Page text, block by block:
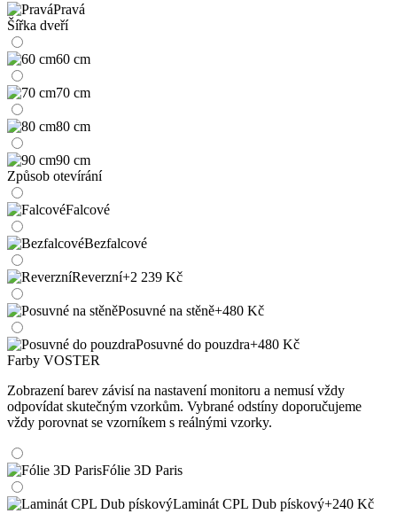
Pravá
Šířka dveří
60 cm
70 cm
80 cm
90 cm
Způsob otevírání
Falcové
Bezfalcové
Reverzní+2 239 Kč
Posuvné na stěně+480 Kč
Posuvné do pouzdra+480 Kč
Farby VOSTER
Zobrazení barev závisí na nastavení monitoru a nemusí vždy
odpovídat skutečným vzorkům. Vybrané odstíny doporučujeme
vždy porovnat se vzorníkem s reálnými vzorky.
Fólie 3D Paris
Laminát CPL Dub pískový+240 Kč